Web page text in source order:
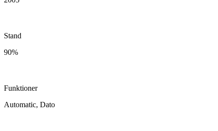
Stand
90%
Funktioner
Automatic, Dato